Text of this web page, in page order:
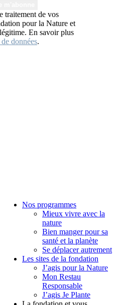
traitement de vos
pour la Nature et
En savoir plus
données.
Nos programmes
Mieux vivre avec la
nature
Bien manger pour sa
santé et la planète
Se déplacer autrement
Les sites de la fondation
J’agis pour la Nature
Mon Restau
Responsable
J’agis Je Plante